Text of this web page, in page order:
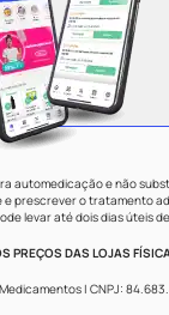
automedicação e não
e prescrever o tratamento
levar até dois dias úteis
PREÇOS DAS LOJAS
Medicamentos | CNPJ: